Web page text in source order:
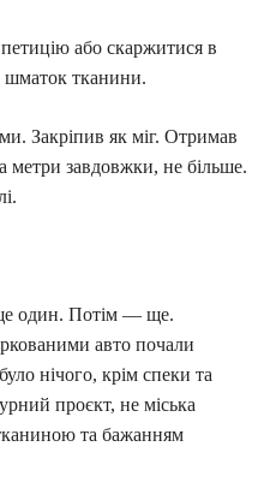
або скаржитися в
шматок тканини.
Закріпив як міг. Отримав
завдовжки, не більше.
один. Потім — ще.
авто почали
нічого, крім спеки та
проєкт, не міська
та бажанням